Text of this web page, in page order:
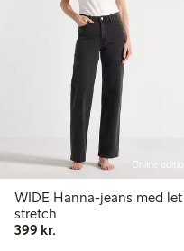
Online edition
WIDE Hanna-jeans med let
stretch
399 kr.